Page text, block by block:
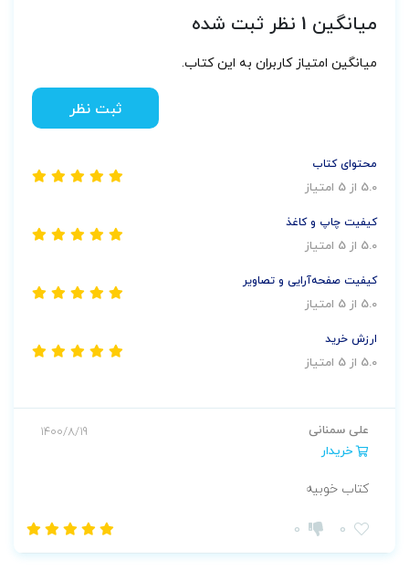
میانگین 1 نظر ثبت شده
میانگین امتیاز کاربران به این کتاب.
ثبت نظر
محتوای کتاب
5.0 از 5 امتیاز
کیفیت چاپ و کاغذ
5.0 از 5 امتیاز
کیفیت صفحه‌آرایی و تصاویر
5.0 از 5 امتیاز
ارزش خرید
5.0 از 5 امتیاز
علی سمنانی
خریدار
1400/8/19
کتاب خوبیه
0
0